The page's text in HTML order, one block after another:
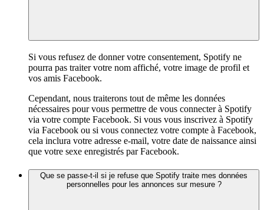
Si vous refusez de donner votre consentement, Spotify ne
pourra pas traiter votre nom affiché, votre image de profil et
vos amis Facebook.
Cependant, nous traiterons tout de même les données
nécessaires pour vous permettre de vous connecter à Spotify
via votre compte Facebook. Si vous vous inscrivez à Spotify
via Facebook ou si vous connectez votre compte à Facebook,
cela inclura votre adresse e-mail, votre date de naissance ainsi
que votre sexe enregistrés par Facebook.
Que se passe-t-il si je refuse que Spotify traite mes données
personnelles pour les annonces sur mesure ?